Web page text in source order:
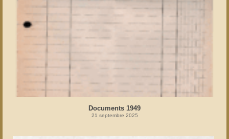
Documents 1949
21 septembre 2025